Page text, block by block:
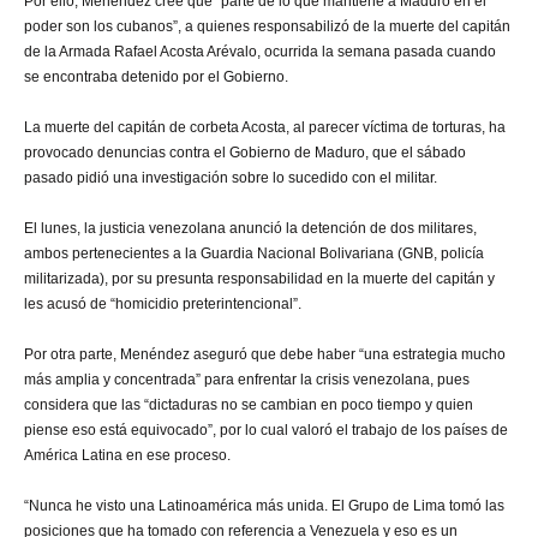
poder son los cubanos”, a quienes responsabilizó de la muerte del capitán
de la Armada Rafael Acosta Arévalo, ocurrida la semana pasada cuando
se encontraba detenido por el Gobierno.
La muerte del capitán de corbeta Acosta, al parecer víctima de torturas, ha
provocado denuncias contra el Gobierno de Maduro, que el sábado
pasado pidió una investigación sobre lo sucedido con el militar.
El lunes, la justicia venezolana anunció la detención de dos militares,
ambos pertenecientes a la Guardia Nacional Bolivariana (GNB, policía
militarizada), por su presunta responsabilidad en la muerte del capitán y
les acusó de “homicidio preterintencional”.
Por otra parte, Menéndez aseguró que debe haber “una estrategia mucho
más amplia y concentrada” para enfrentar la crisis venezolana, pues
considera que las “dictaduras no se cambian en poco tiempo y quien
piense eso está equivocado”, por lo cual valoró el trabajo de los países de
América Latina en ese proceso.
“Nunca he visto una Latinoamérica más unida. El Grupo de Lima tomó las
posiciones que ha tomado con referencia a Venezuela y eso es un